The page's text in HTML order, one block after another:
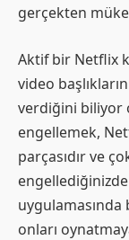
gerçekten
Aktif bir Netflix
video
verdiğini biliyor
engellemek,
parçasıdır ve
uygulamasında
onları